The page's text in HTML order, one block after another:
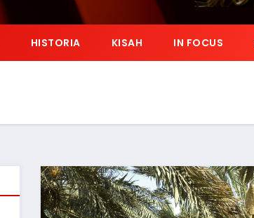
HISTORIA KISAH IN FOCUS